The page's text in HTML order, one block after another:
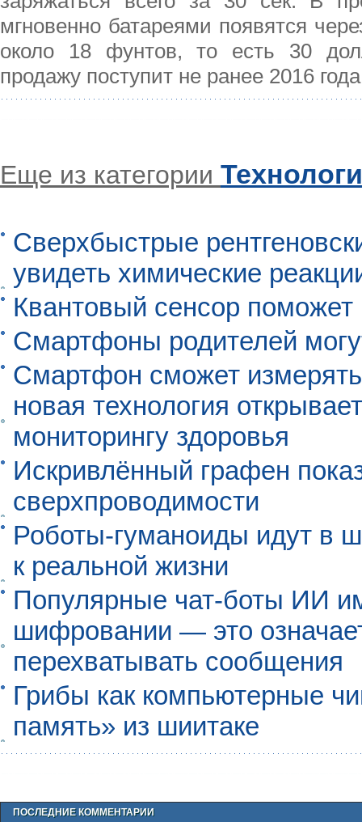
мгновенно батареями появятся
около 18 фунтов, то есть 30
продажу поступит не ранее 2016
Еще из категории
Сверхбыстрые
увидеть химические
Квантовый сенсор
Смартфоны родителей
Смартфон сможет
новая технология
мониторингу здоровья
Искривлённый графен
сверхпроводимости
Роботы-гуманоиды идут в
к реальной жизни
Популярные чат-боты ИИ
шифровании — это
перехватывать сообщения
Грибы как компьютерные
память» из шиитаке
ПОСЛЕДНИЕ КОММЕНТАРИИ